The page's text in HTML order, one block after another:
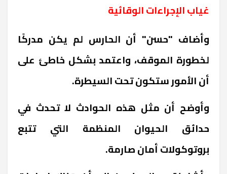
غياب الإجراءات الوقائية
وأضاف "حسن" أن الحارس لم يكن مدركًا
لخطورة الموقف، واعتمد بشكل خاطئ على
أن الأمور ستكون تحت السيطرة.
وأوضح أن مثل هذه الحوادث لا تحدث في
حدائق الحيوان المنظمة التي تتبع
بروتوكولات أمان صارمة.